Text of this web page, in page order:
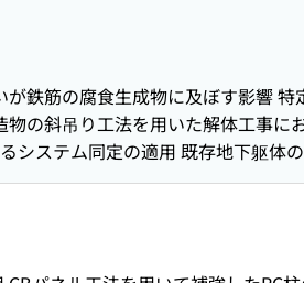
地盤改良リアルタイム施工管理シス
三次元形状計測機を用いた鉄道建
ィミュレーション用薬剤の改良諸条
の初期値設定に関わる考察 観測地震
MPP吸音機構の実用性について 薄
音性能に及ぼす影響 既存中規模事
隠し壁に作用するピーク風力係数
上げ時期に関する検討 環境条件を
する実験的検討 劣駆動型打叩ロボ
における資機材搬入・揚重管理支
トへの適用検討 社外発表論文一覧
鉄筋の腐食生成物に及ぼす影響 特
の斜吊り工法を用いた解体工事に
システム同定の適用 既存地下躯体
特性に関する研究 天井脱落対策に
検討 既存中規模事務所ビルのZEB
の実測 可搬型電波半無響室を用いた
具合是正指示書作成支援ツールの